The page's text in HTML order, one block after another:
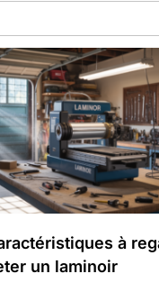
à
un laminoir